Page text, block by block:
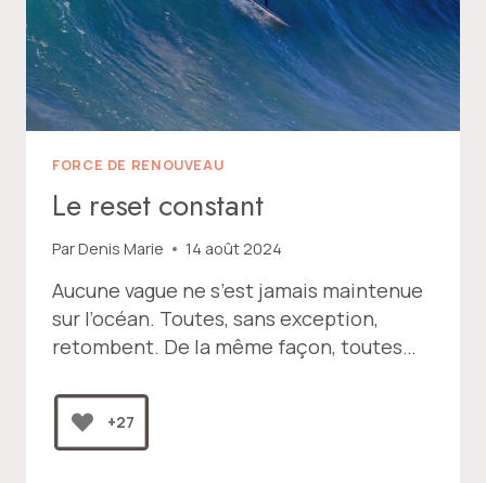
FORCE DE RENOUVEAU
Le reset constant
ParDenis Marie 14 août 2024
Aucune vague ne s’est jamais maintenue
sur l’océan. Toutes, sans exception,
retombent. De la même façon, toutes…
+27